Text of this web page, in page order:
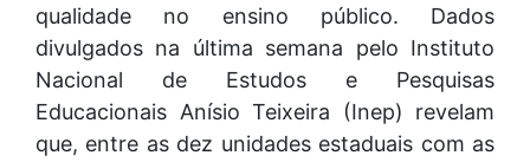
qualidade no ensino público. Dados
divulgados na última semana pelo Instituto
Nacional de Estudos e Pesquisas
Educacionais Anísio Teixeira (Inep) revelam
que, entre as dez unidades estaduais com as